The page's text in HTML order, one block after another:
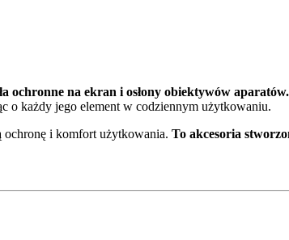
ochronne na ekran i osłony obiektywów aparatów.
o każdy jego element w codziennym użytkowaniu.
ochronę i komfort użytkowania. To akcesoria